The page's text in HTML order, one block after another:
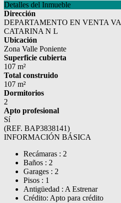
Detalles del Inmueble
Dirección
DEPARTAMENTO EN VENTA
CATARINA N L
Ubicación
Zona Valle Poniente
Superficie cubierta
107 m²
Total construido
107 m²
Dormitorios
2
Apto profesional
Sí
(REF. BAP3838141)
INFORMACIÓN BÁSICA
Recámaras : 2
Baños : 2
Garages : 2
Pisos : 1
Antigüedad : A Estrenar
Crédito: Apto para crédito